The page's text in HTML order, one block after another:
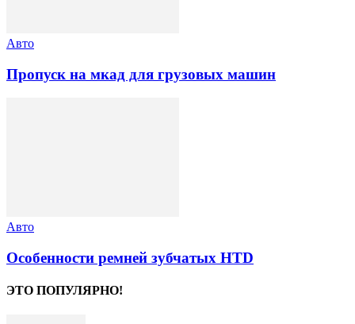
Авто
Пропуск на мкад для грузовых машин
Авто
Особенности ремней зубчатых HTD
ЭТО ПОПУЛЯРНО!